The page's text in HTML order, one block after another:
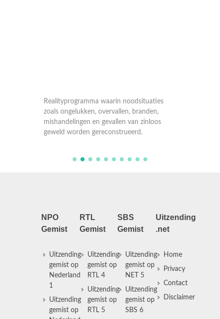
zoals ongelukken, overvallen, branden,
mishandelingen en gevallen van zinloos
geweld worden gereconstrueerd.
NPO
Gemist
Uitzending
gemist op
Nederland
1
Uitzending
gemist op
RTL
Gemist
Uitzending
gemist op
RTL 4
Uitzending
gemist op
RTL 5
SBS
Gemist
Uitzending
gemist op
NET 5
Uitzending
gemist op
SBS 6
Uitzending
.net
Home
Privacy
Contact
Disclaimer